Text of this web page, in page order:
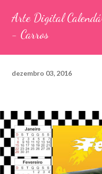
Arte Digital
- Carros
dezembro 03, 2016